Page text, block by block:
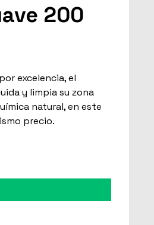
200
excelencia, el
y limpia su zona
natural, en este
precio.